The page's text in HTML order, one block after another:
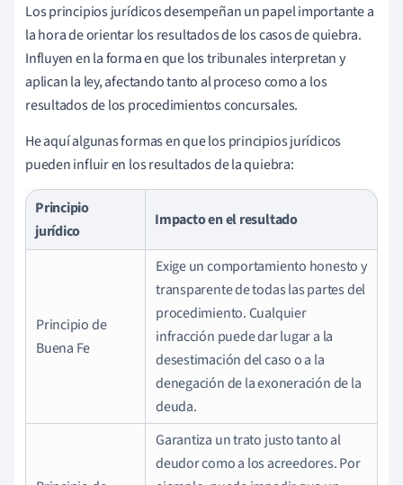
Los principios jurídicos desempeñan un papel importante a
la hora de orientar los resultados de los casos de quiebra.
Influyen en la forma en que los tribunales interpretan y
aplican la ley, afectando tanto al proceso como a los
resultados de los procedimientos concursales.
He aquí algunas formas en que los principios jurídicos
pueden influir en los resultados de la quiebra:
Principio
jurídico
Impacto en el resultado
Principio de
Buena Fe
Exige un comportamiento honesto y
transparente de todas las partes del
procedimiento. Cualquier
infracción puede dar lugar a la
desestimación del caso o a la
denegación de la exoneración de la
deuda.
Garantiza un trato justo tanto al
deudor como a los acreedores. Por